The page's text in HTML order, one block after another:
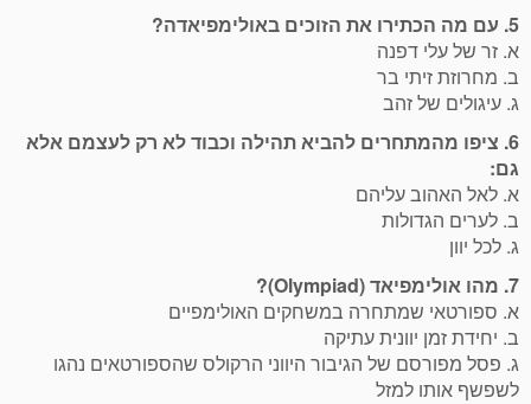
5. עם מה הכתירו את הזוכים באולימפיאדה?
א. זר של עלי דפנה
ב. מחרוזת זיתי בר
ג. עיגולים של זהב
6. ציפו מהמתחרים להביא תהילה וכבוד לא רק לעצמם אלא
גם:
א. לאל האהוב עליהם
ב. לערים הגדולות
ג. לכל יוון
7. מהו אולימפיאד (Olympiad)?
א. ספורטאי שמתחרה במשחקים האולימפיים
ב. יחידת זמן יוונית עתיקה
ג. פסל מפורסם של הגיבור היווני הרקולס שהספורטאים נהגו
לשפשף אותו למזל